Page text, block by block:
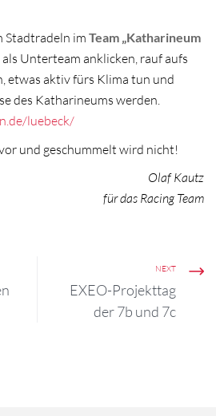
Stadtradeln im Team „Katharineum
als Unterteam anklicken, rauf aufs
etwas aktiv fürs Klima tun und
des Katharineums werden.
luebeck/
und geschummelt wird nicht!
Olaf Kautz
für das Racing Team
NEXT
EXEO-Projekttag
der 7b und 7c